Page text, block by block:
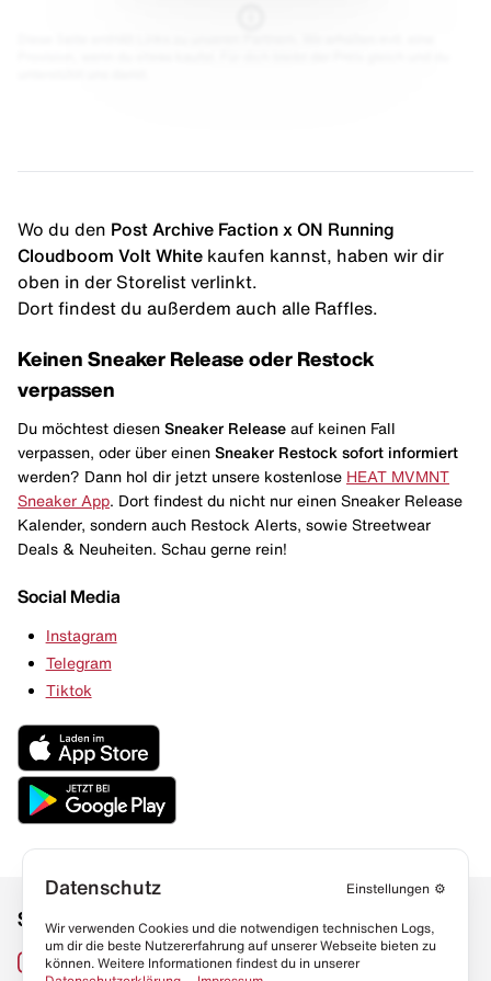
Wo du den Post Archive Faction x ON Running
Cloudboom Volt White kaufen kannst, haben wir dir
oben in der Storelist verlinkt.
Dort findest du außerdem auch alle Raffles.
Keinen Sneaker Release oder Restock
verpassen
Du möchtest diesen Sneaker Release auf keinen Fall
verpassen, oder über einen Sneaker Restock sofort informiert
werden? Dann hol dir jetzt unsere kostenlose HEAT MVMNT
Sneaker App. Dort findest du nicht nur einen Sneaker Release
Kalender, sondern auch Restock Alerts, sowie Streetwear
Deals & Neuheiten. Schau gerne rein!
Social Media
Instagram
Telegram
Tiktok
Social Media
Instagram Sneaker Lexikon
Datenschutz Einstellungen ⚙️
Wir verwenden Cookies und die notwendigen technischen Logs,
um dir die beste Nutzererfahrung auf unserer Webseite bieten zu
können. Weitere Informationen findest du in unserer